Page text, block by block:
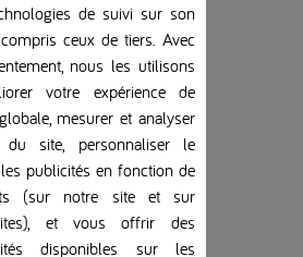
de suivi sur son
ceux de tiers. Avec
nous les utilisons
votre expérience de
mesurer et analyser
du site, personnaliser le
publicités en fonction de
(sur notre site et sur
et vous offrir des
disponibles sur les